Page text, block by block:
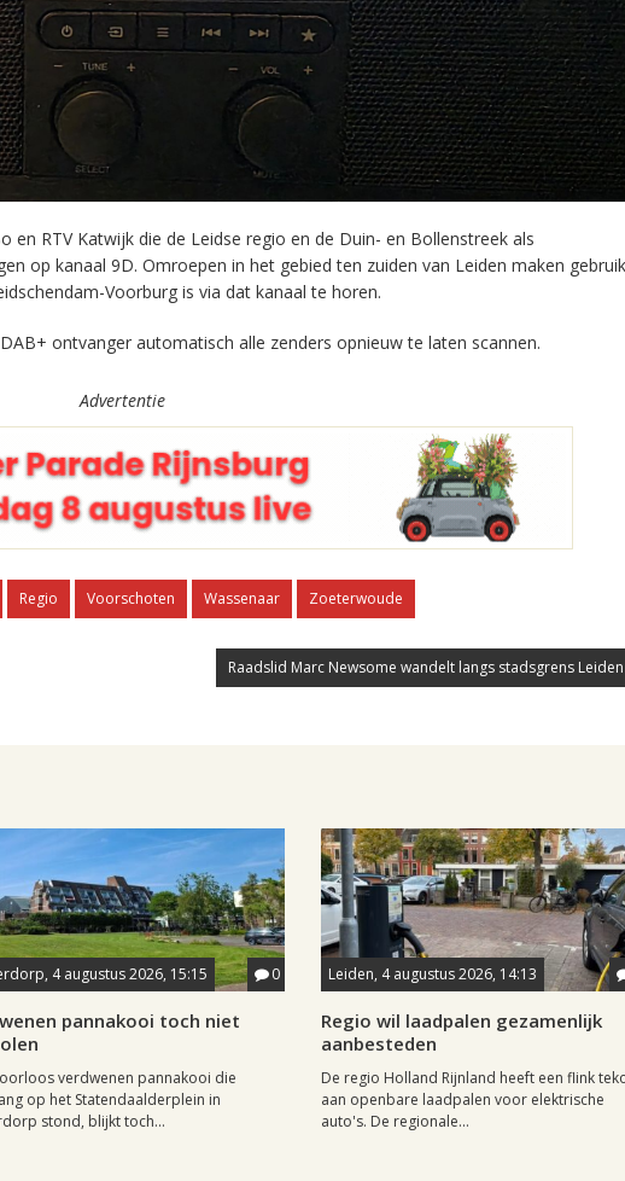
en RTV Katwijk die de Leidse regio en de Duin- en Bollenstreek als
op kanaal 9D. Omroepen in het gebied ten zuiden van Leiden maken gebruik
Voorburg is via dat kanaal te horen.
ontvanger automatisch alle zenders opnieuw te laten scannen.
Advertentie
Regio Voorschoten Wassenaar Zoeterwoude
Raadslid Marc Newsome wandelt langs stadsgrens
4 augustus 2026, 15:15 0
pannakooi toch niet
verdwenen pannakooi die
op het Statendaalderplein in
stond, blijkt toch...
Leiden, 4 augustus 2026, 14:13
Regio wil laadpalen gezamenlijk
aanbesteden
De regio Holland Rijnland heeft een flink
aan openbare laadpalen voor elektrische
auto's. De regionale...